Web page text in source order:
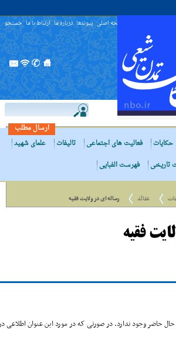
صفحه اصلی پیوندها درباره ما ارتباط با ما جستجو
ارسال مطلب
حکایات فعالیت های اجتماعی تالیفات
علمای شهید
تاریخی فهرست الفبایی
عقائد رساله اى در ولایت فقیه
فقیه
حاضر وجود ندارد. در صورتی که در مورد این عنوان اطلاعی